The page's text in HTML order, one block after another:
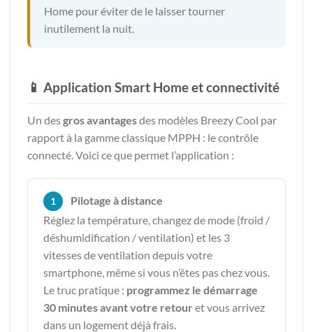
Home pour éviter de le laisser tourner
inutilement la nuit.
📱 Application Smart Home et connectivité
Un desgros avantagesdes modèles Breezy Cool par
rapport à la gamme classique MPPH : le contrôle
connecté. Voici ce que permet l’application :
1
Pilotage à distance
Réglez la température, changez de mode (froid /
déshumidification / ventilation) et les 3
vitesses de ventilation depuis votre
smartphone, même si vous n’êtes pas chez vous.
Le truc pratique : programmez le démarrage
30 minutes avant votre retour et vous arrivez
dans un logement déjà frais.